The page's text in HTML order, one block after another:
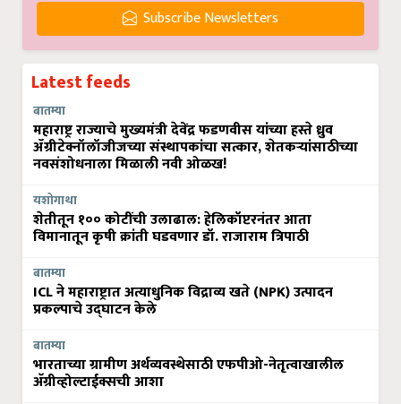
Subscribe Newsletters
Latest feeds
बातम्या
महाराष्ट्र राज्याचे मुख्यमंत्री देवेंद्र फडणवीस यांच्या हस्ते ध्रुव
ॲग्रीटेक्नॉलॉजीजच्या संस्थापकांचा सत्कार, शेतकऱ्यांसाठीच्या
नवसंशोधनाला मिळाली नवी ओळख!
यशोगाथा
शेतीतून १०० कोटींची उलाढाल: हेलिकॉप्टरनंतर आता
विमानातून कृषी क्रांती घडवणार डॉ. राजाराम त्रिपाठी
बातम्या
ICL ने महाराष्ट्रात अत्याधुनिक विद्राव्य खते (NPK) उत्पादन
प्रकल्पाचे उद्घाटन केले
बातम्या
भारताच्या ग्रामीण अर्थव्यवस्थेसाठी एफपीओ-नेतृत्वाखालील
अ‍ॅग्रीव्होल्टाईक्सची आशा